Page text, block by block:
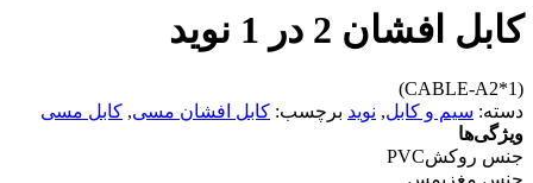
کابل افشان 2 در 1 نوید
(CABLE-A2*1)
دسته: سیم و کابل, نوید برچسب: کابل افشان مسی, کابل مسی
ویژگی‌ها
جنس روکشPVC
جنس مغزیمس